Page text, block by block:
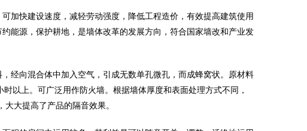
加快建设速度，减轻劳动强度，降低工程造价，有效提高建筑使用
能源，保护耕地，是墙体改革的发展方向，符合国家墙改和产业发
经向混合体中加入空气，引成无数单孔微孔，而成蜂窝状。原材料
以上。可广泛用作防火墙。根据墙体厚度和表面处理方式不同，
大提高了产品的隔音效果。